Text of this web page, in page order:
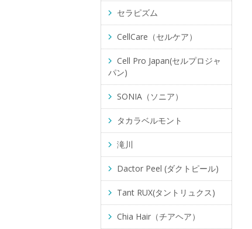
セラピズム
CellCare（セルケア）
Cell Pro Japan(セルプロジャ
パン)
SONIA（ソニア）
タカラベルモント
滝川
Dactor Peel (ダクトピール)
Tant RUX(タントリュクス)
Chia Hair（チアヘア）